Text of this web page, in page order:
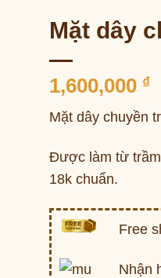
Mặt dây
1,600,000 ₫
Mặt dây chuyền
Được làm từ
18k chuẩn.
Free
Nhận